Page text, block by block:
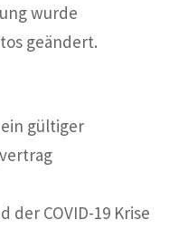
wurde
geändert.
ein gültiger
der COVID-19 Krise